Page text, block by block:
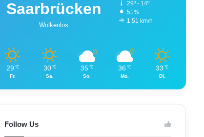
Saarbrücken
Wolkenlos
29º - 14º
51%
1.51 km/h
29 ℃
Fr.
30 ℃
Sa.
35 ℃
So.
36 ℃
Mo.
33 ℃
Di.
Follow Us